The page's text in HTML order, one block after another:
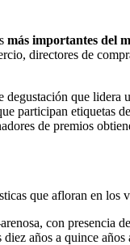
más importantes del
directores de
degustación que lidera
participan etiquetas
de premios
que afloran en los
con presencia
diez años a quince años